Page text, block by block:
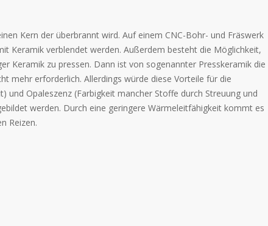
Kern der überbrannt wird. Auf einem CNC-Bohr- und Fräswerk
Keramik verblendet werden. Außerdem besteht die Möglichkeit,
Keramik zu pressen. Dann ist von sogenannter Presskeramik die
mehr erforderlich. Allerdings würde diese Vorteile für die
und Opaleszenz (Farbigkeit mancher Stoffe durch Streuung und
werden. Durch eine geringere Wärmeleitfähigkeit kommt es
Reizen.